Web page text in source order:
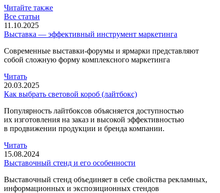
Читайте также
Все статьи
11.10.2025
Выставка — эффективный инструмент маркетинга
Современные выставки-форумы и ярмарки представляют
собой сложную форму комплексного маркетинга
Читать
20.03.2025
Как выбрать световой короб (лайтбокс)
Популярность лайтбоксов объясняется доступностью
их изготовления на заказ и высокой эффективностью
в продвижении продукции и бренда компании.
Читать
15.08.2024
Выставочный стенд и его особенности
Выставочный стенд объединяет в себе свойства рекламных,
информационных и экспозиционных стендов